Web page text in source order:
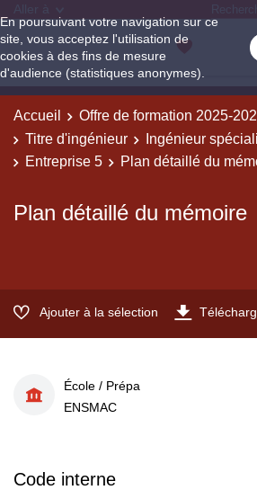
En poursuivant votre navigation sur ce
site, vous acceptez l'utilisation de
cookies à des fins de mesure
d'audience (statistiques anonymes).
Accueil
Offre de formation 2025-
Titre d'ingénieur
Ingénieur
Entreprise 5
Plan détaillé du
Plan détaillé du mémoire
Ajouter à la sélection
École / Prépa
ENSMAC
Code interne